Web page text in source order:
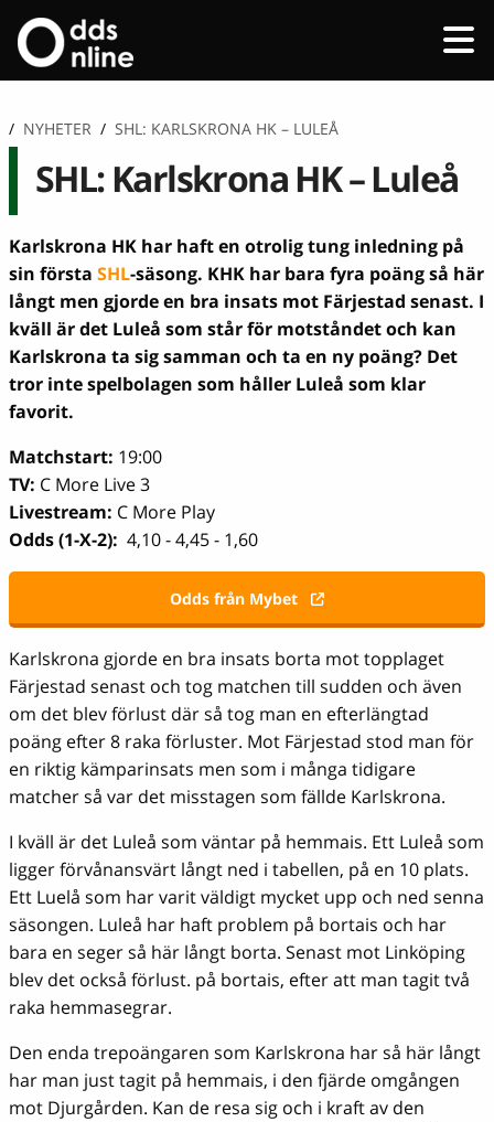
/ NYHETER / SHL: KARLSKRONA HK – LULEÅ
SHL: Karlskrona HK – Luleå
Karlskrona HK har haft en otrolig tung inledning på
sin första SHL-säsong. KHK har bara fyra poäng så här
långt men gjorde en bra insats mot Färjestad senast. I
kväll är det Luleå som står för motståndet och kan
Karlskrona ta sig samman och ta en ny poäng? Det
tror inte spelbolagen som håller Luleå som klar
favorit.
Matchstart: 19:00
TV: C More Live 3
Livestream: C More Play
Odds (1-X-2): 4,10 - 4,45 - 1,60
Odds från Mybet
Karlskrona gjorde en bra insats borta mot topplaget
Färjestad senast och tog matchen till sudden och även
om det blev förlust där så tog man en efterlängtad
poäng efter 8 raka förluster. Mot Färjestad stod man för
en riktig kämparinsats men som i många tidigare
matcher så var det misstagen som fällde Karlskrona.
I kväll är det Luleå som väntar på hemmais. Ett Luleå som
ligger förvånansvärt långt ned i tabellen, på en 10 plats.
Ett Luelå som har varit väldigt mycket upp och ned senna
säsongen. Luleå har haft problem på bortais och har
bara en seger så här långt borta. Senast mot Linköping
blev det också förlust. på bortais, efter att man tagit två
raka hemmasegrar.
Den enda trepoängaren som Karlskrona har så här långt
har man just tagit på hemmais, i den fjärde omgången
mot Djurgården. Kan de resa sig och i kraft av den